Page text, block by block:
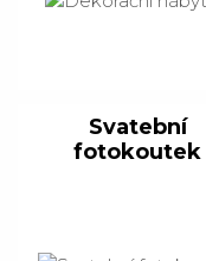
Svatební
fotokoutek